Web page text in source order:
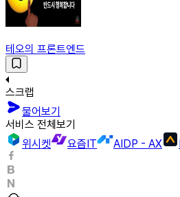
테오의 프론트엔드
스크랩
물어보기
서비스 전체보기
위시켓
요즘IT AIDP - AX